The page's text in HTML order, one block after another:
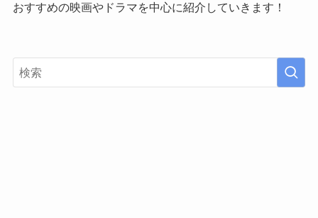
おすすめの映画やドラマを中心に紹介していきます！